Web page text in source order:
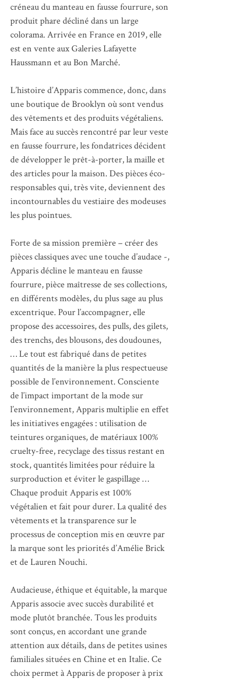
créneau du manteau en fausse fourrure, son
produit phare décliné dans un large
colorama. Arrivée en France en 2019, elle
est en vente aux Galeries Lafayette
Haussmann et au Bon Marché.
L’histoire d’Apparis commence, donc, dans
une boutique de Brooklyn où sont vendus
des vêtements et des produits végétaliens.
Mais face au succès rencontré par leur veste
en fausse fourrure, les fondatrices décident
de développer le prêt-à-porter, la maille et
des articles pour la maison. Des pièces éco-
responsables qui, très vite, deviennent des
incontournables du vestiaire des modeuses
les plus pointues.
Forte de sa mission première – créer des
pièces classiques avec une touche d’audace -,
Apparis décline le manteau en fausse
fourrure, pièce maîtresse de ses collections,
en différents modèles, du plus sage au plus
excentrique. Pour l’accompagner, elle
propose des accessoires, des pulls, des gilets,
des trenchs, des blousons, des doudounes,
… Le tout est fabriqué dans de petites
quantités de la manière la plus respectueuse
possible de l’environnement. Consciente
de l’impact important de la mode sur
l’environnement, Apparis multiplie en effet
les initiatives engagées : utilisation de
teintures organiques, de matériaux 100%
cruelty-free, recyclage des tissus restant en
stock, quantités limitées pour réduire la
surproduction et éviter le gaspillage …
Chaque produit Apparis est 100%
végétalien et fait pour durer. La qualité des
vêtements et la transparence sur le
processus de conception mis en œuvre par
la marque sont les priorités d’Amélie Brick
et de Lauren Nouchi.
Audacieuse, éthique et équitable, la marque
Apparis associe avec succès durabilité et
mode plutôt branchée. Tous les produits
sont conçus, en accordant une grande
attention aux détails, dans de petites usines
familiales situées en Chine et en Italie. Ce
choix permet à Apparis de proposer à prix